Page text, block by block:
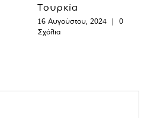
Τουρκία
16 Αυγούστου, 2024 |
0
Σχόλια